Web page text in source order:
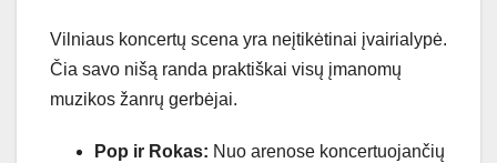
Vilniaus koncertų scena yra neįtikėtinai įvairialypė.
Čia savo nišą randa praktiškai visų įmanomų
muzikos žanrų gerbėjai.
Pop ir Rokas: Nuo arenose koncertuojančių